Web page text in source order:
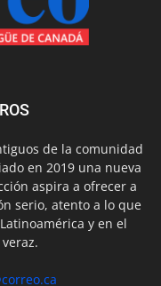
de la comunidad
en 2019 una nueva
aspira a ofrecer a
serio, atento a lo que
y en el